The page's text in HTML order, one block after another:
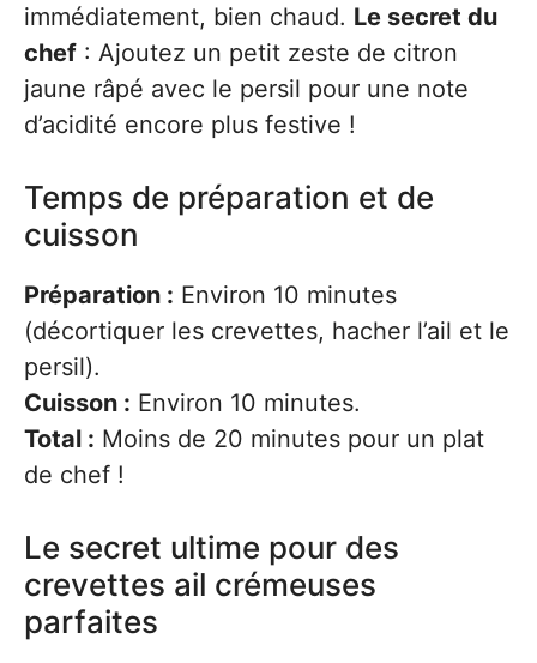
immédiatement, bien chaud. Le secret du
chef : Ajoutez un petit zeste de citron
jaune râpé avec le persil pour une note
d’acidité encore plus festive !
Temps de préparation et de
cuisson
Préparation : Environ 10 minutes
(décortiquer les crevettes, hacher l’ail et le
persil).
Cuisson : Environ 10 minutes.
Total : Moins de 20 minutes pour un plat
de chef !
Le secret ultime pour des
crevettes ail crémeuses
parfaites